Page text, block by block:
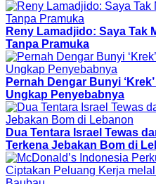
Reny Lamadjido: Saya Tak
Tanpa Pramuka
Pernah Dengar Bunyi
Ungkap Penyebabnya
Dua Tentara Israel Tewas
Terkena Jebakan Bom di